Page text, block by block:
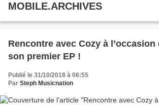
MOBILE.ARCHIVES
Rencontre avec Cozy à
son premier EP !
Publié le 31/10/2018 à 06:55
Par Steph Musicnation